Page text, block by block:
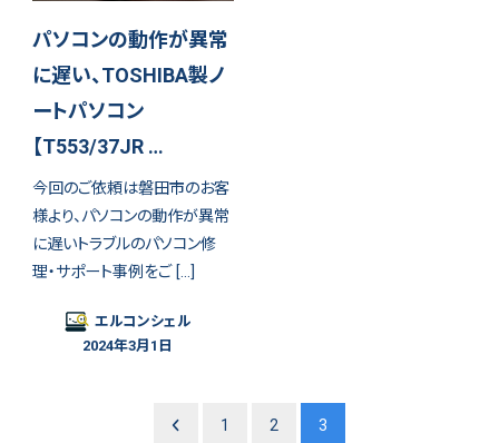
パソコンの動作が異常
に遅い、TOSHIBA製ノ
ートパソコン
【T553/37JR …
今回のご依頼は磐田市のお客
様より、パソコンの動作が異常
に遅いトラブルのパソコン修
理・サポート事例をご […]
エルコンシェル
2024年3月1日
1 2 3